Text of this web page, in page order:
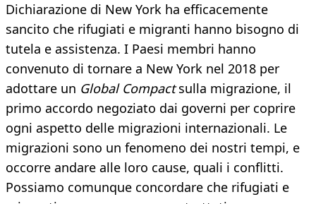
Dichiarazione di New York ha efficacemente
sancito che rifugiati e migranti hanno bisogno di
tutela e assistenza. I Paesi membri hanno
convenuto di tornare a New York nel 2018 per
adottare un Global Compactsulla migrazione, il
primo accordo negoziato dai governi per coprire
ogni aspetto delle migrazioni internazionali. Le
migrazioni sono un fenomeno dei nostri tempi, e
occorre andare alle loro cause, quali i conflitti.
Possiamo comunque concordare che rifugiati e